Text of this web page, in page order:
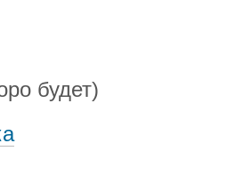
будет)